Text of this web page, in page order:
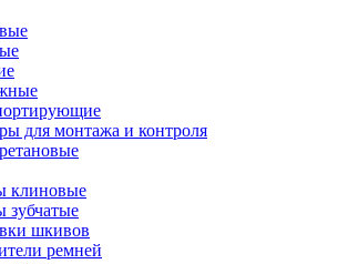
для монтажа и контроля
клиновые
шкивов
ремней